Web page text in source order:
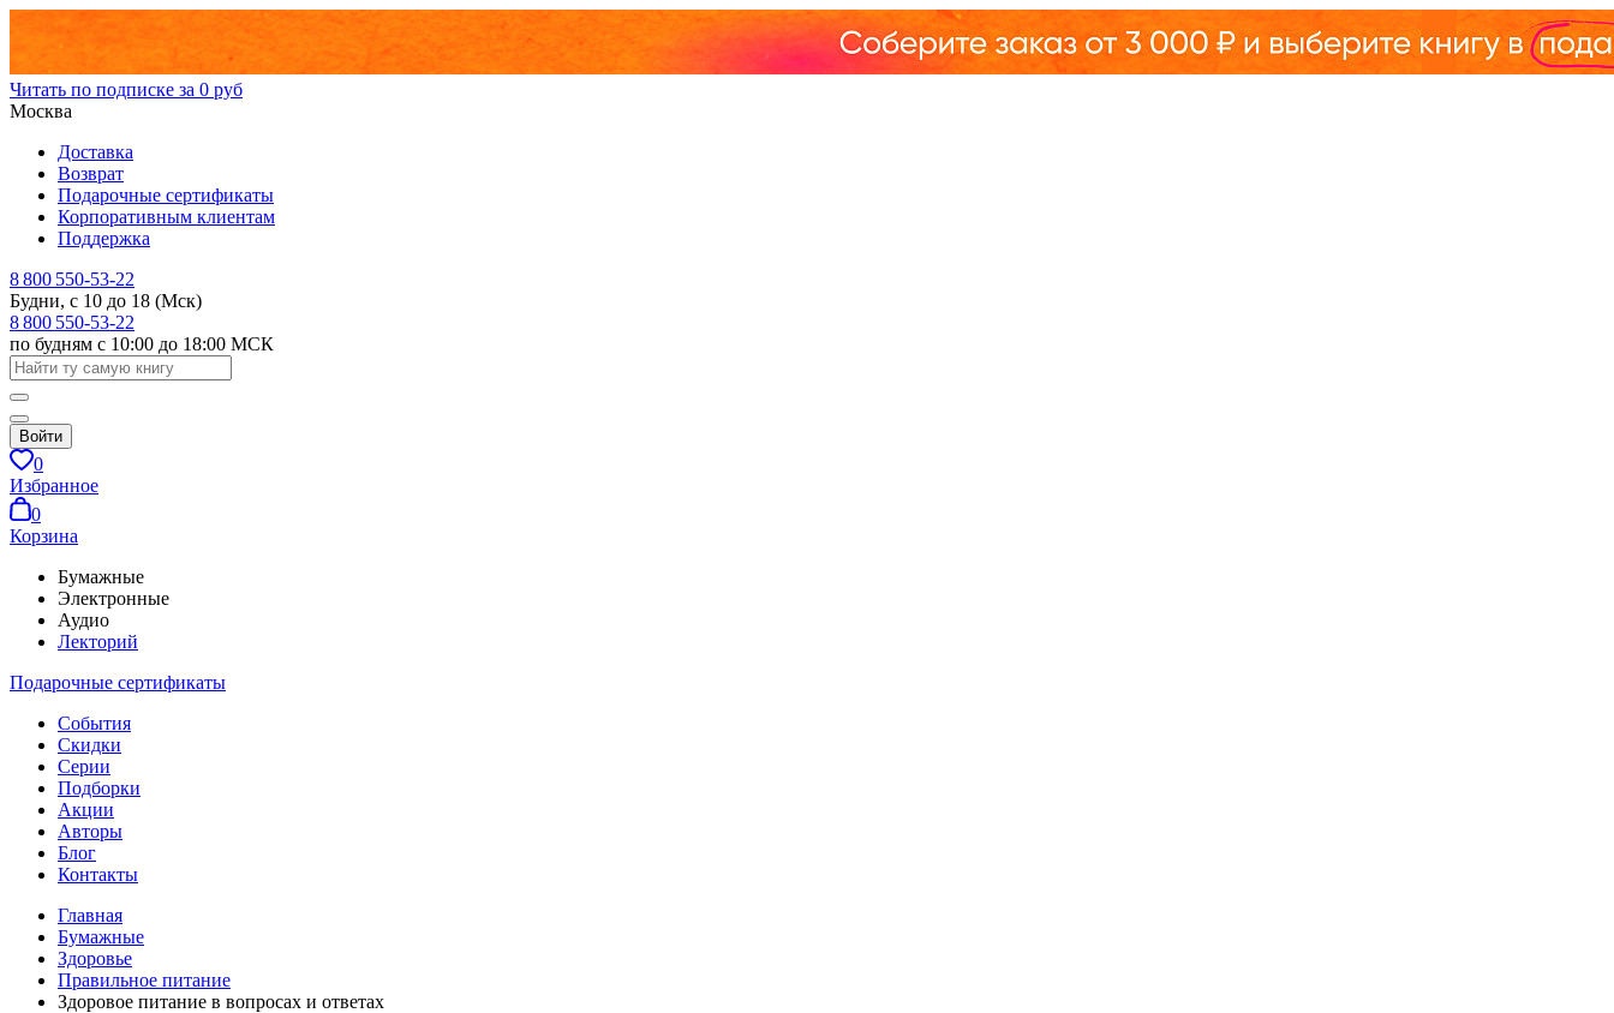
Читать по подписке за 0 руб
Москва
Доставка
Возврат
Подарочные сертификаты
Корпоративным клиентам
Поддержка
8 800 550-53-22
Будни, с 10 до 18 (Мск)
8 800 550-53-22
по будням с 10:00 до 18:00 МСК
Войти
0
Избранное
0
Корзина
Бумажные
Электронные
Аудио
Лекторий
Подарочные сертификаты
События
Скидки
Серии
Подборки
Акции
Авторы
Блог
Контакты
Главная
Бумажные
Здоровье
Правильное питание
Здоровое питание в вопросах и ответах